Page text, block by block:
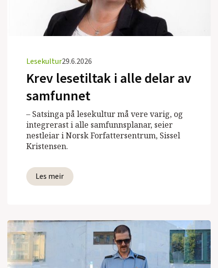
Lesekultur29.6.2026
Krev lesetiltak i alle delar av
samfunnet
– Satsinga på lesekultur må vere varig, og
integrerast i alle samfunnsplanar, seier
nestleiar i Norsk Forfattersentrum, Sissel
Kristensen.
Les meir